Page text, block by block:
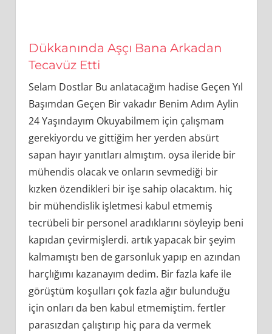
Dükkanında Aşçı Bana Arkadan
Tecavüz Etti
Selam Dostlar Bu anlatacağım hadise Geçen Yıl
Başımdan Geçen Bir vakadır Benim Adım Aylin
24 Yaşındayım Okuyabilmem için çalışmam
gerekiyordu ve gittiğim her yerden absürt
sapan hayır yanıtları almıştım. oysa ileride bir
mühendis olacak ve onların sevmediği bir
kızken özendikleri bir işe sahip olacaktım. hiç
bir mühendislik işletmesi kabul etmemiş
tecrübeli bir personel aradıklarını söyleyip beni
kapıdan çevirmişlerdi. artık yapacak bir şeyim
kalmamıştı ben de garsonluk yapıp en azından
harçlığımı kazanayım dedim. Bir fazla kafe ile
görüştüm koşulları çok fazla ağır bulunduğu
için onları da ben kabul etmemiştim. fertler
parasızdan çalıştırıp hiç para da vermek